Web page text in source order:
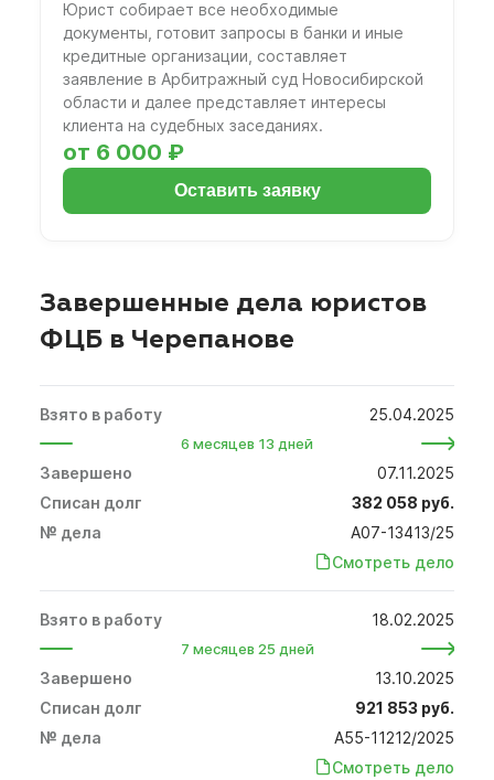
Юрист собирает все необходимые
документы, готовит запросы в банки и иные
кредитные организации, составляет
заявление в Арбитражный суд Новосибирской
области и далее представляет интересы
клиента на судебных заседаниях.
от 6 000 ₽
Оставить заявку
Завершенные дела юристов
ФЦБ в Черепанове
25.04.2025
6 месяцев 13 дней
07.11.2025
382 058 руб.
А07-13413/25
Смотреть дело
18.02.2025
7 месяцев 25 дней
13.10.2025
921 853 руб.
А55-11212/2025
Смотреть дело